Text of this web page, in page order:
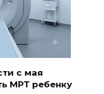
с мая
МРТ ребенку